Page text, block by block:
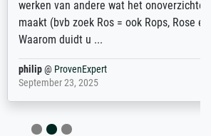
andere wat het onoverzichtelijk
zoek Ros = ook Rops, Rose etc).
u ...
2025